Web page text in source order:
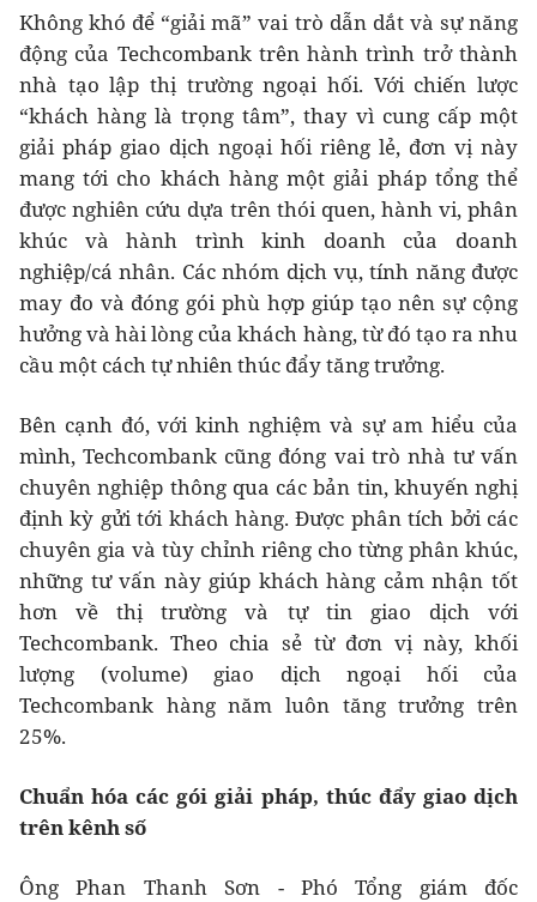
Không khó để “giải mã” vai trò dẫn dắt và sự năng
động của Techcombank trên hành trình trở thành
nhà tạo lập thị trường ngoại hối. Với chiến lược
“khách hàng là trọng tâm”, thay vì cung cấp một
giải pháp giao dịch ngoại hối riêng lẻ, đơn vị này
mang tới cho khách hàng một giải pháp tổng thể
được nghiên cứu dựa trên thói quen, hành vi, phân
khúc và hành trình kinh doanh của doanh
nghiệp/cá nhân. Các nhóm dịch vụ, tính năng được
may đo và đóng gói phù hợp giúp tạo nên sự cộng
hưởng và hài lòng của khách hàng, từ đó tạo ra nhu
cầu một cách tự nhiên thúc đẩy tăng trưởng.
Bên cạnh đó, với kinh nghiệm và sự am hiểu của
mình, Techcombank cũng đóng vai trò nhà tư vấn
chuyên nghiệp thông qua các bản tin, khuyến nghị
định kỳ gửi tới khách hàng. Được phân tích bởi các
chuyên gia và tùy chỉnh riêng cho từng phân khúc,
những tư vấn này giúp khách hàng cảm nhận tốt
hơn về thị trường và tự tin giao dịch với
Techcombank. Theo chia sẻ từ đơn vị này, khối
lượng (volume) giao dịch ngoại hối của
Techcombank hàng năm luôn tăng trưởng trên
25%.
Chuẩn hóa các gói giải pháp, thúc đẩy giao dịch
trên kênh số
Ông Phan Thanh Sơn - Phó Tổng giám đốc